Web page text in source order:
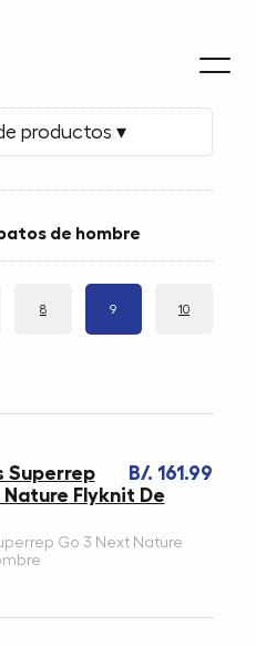
productos ▾
de hombre
8 9 10
B/. 161.99
Superrep
Nature Flyknit De
Go 3 Next Nature